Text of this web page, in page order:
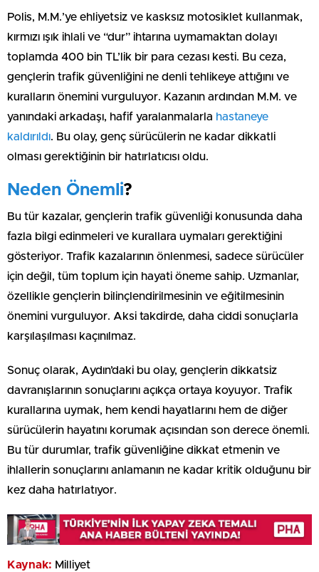
Polis, M.M.’ye ehliyetsiz ve kasksız motosiklet kullanmak,
kırmızı ışık ihlali ve “dur” ihtarına uymamaktan dolayı
toplamda 400 bin TL’lik bir para cezası kesti. Bu ceza,
gençlerin trafik güvenliğini ne denli tehlikeye attığını ve
kuralların önemini vurguluyor. Kazanın ardından M.M. ve
yanındaki arkadaşı, hafif yaralanmalarla hastaneye
kaldırıldı. Bu olay, genç sürücülerin ne kadar dikkatli
olması gerektiğinin bir hatırlatıcısı oldu.
Neden Önemli?
Bu tür kazalar, gençlerin trafik güvenliği konusunda daha
fazla bilgi edinmeleri ve kurallara uymaları gerektiğini
gösteriyor. Trafik kazalarının önlenmesi, sadece sürücüler
için değil, tüm toplum için hayati öneme sahip. Uzmanlar,
özellikle gençlerin bilinçlendirilmesinin ve eğitilmesinin
önemini vurguluyor. Aksi takdirde, daha ciddi sonuçlarla
karşılaşılması kaçınılmaz.
Sonuç olarak, Aydın’daki bu olay, gençlerin dikkatsiz
davranışlarının sonuçlarını açıkça ortaya koyuyor. Trafik
kurallarına uymak, hem kendi hayatlarını hem de diğer
sürücülerin hayatını korumak açısından son derece önemli.
Bu tür durumlar, trafik güvenliğine dikkat etmenin ve
ihlallerin sonuçlarını anlamanın ne kadar kritik olduğunu bir
kez daha hatırlatıyor.
Kaynak: Milliyet